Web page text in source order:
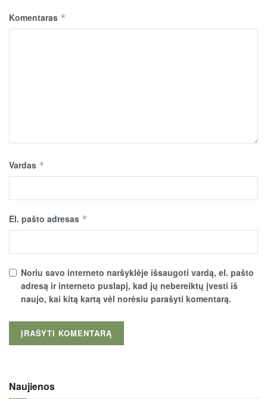
Komentaras *
Vardas *
El. pašto adresas *
Noriu savo interneto naršyklėje išsaugoti vardą, el. pašto
adresą ir interneto puslapį, kad jų nebereiktų įvesti iš
naujo, kai kitą kartą vėl norėsiu parašyti komentarą.
Naujienos